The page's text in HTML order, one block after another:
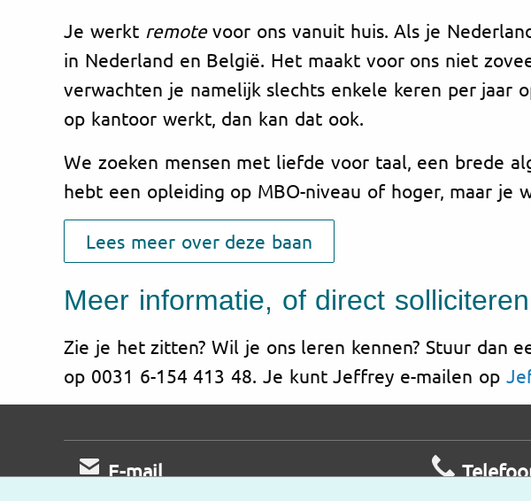
Je werkt remotevoor ons vanuit huis. Als je
in Nederland en België. Het maakt voor ons niet
verwachten je namelijk slechts enkele keren per jaar
op kantoor werkt, dan kan dat ook.
We zoeken mensen met liefde voor taal, een brede
hebt een opleiding op MBO-niveau of hoger, maar je
Lees meer over deze baan
Meer informatie, of direct solliciteren
Zie je het zitten? Wil je ons leren kennen? Stuur dan
op 0031 6-154 413 48. Je kunt Jeffrey e-mailen op
E-mail